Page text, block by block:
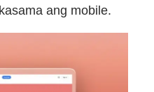
ang mobile.